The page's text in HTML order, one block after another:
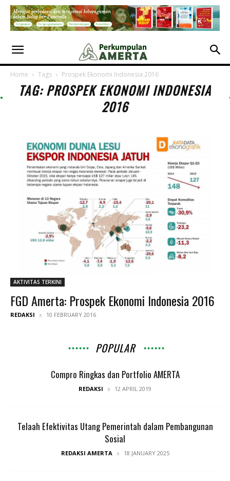
Home Tags Prospek Ekonomi Indonesia 2016
TAG: PROSPEK EKONOMI INDONESIA
2016
AKTIVITAS TERKINI
FGD Amerta: Prospek Ekonomi Indonesia 2016
REDAKSI 10 FEBRUARY 2016
POPULAR
Compro Ringkas dan Portfolio AMERTA
REDAKSI 12 APRIL 2019
Telaah Efektivitas Utang Pemerintah dalam Pembangunan
Sosial
REDAKSI AMERTA 18 JANUARY 2025